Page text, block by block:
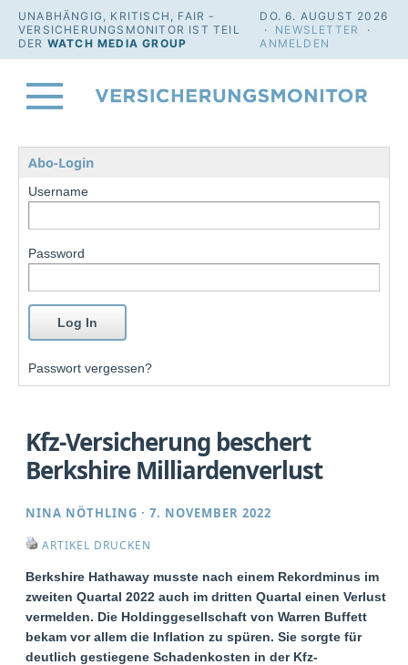
UNABHÄNGIG, KRITISCH, FAIR -
VERSICHERUNGSMONITOR IST TEIL
DER WATCH MEDIA GROUP
DO. 6. AUGUST 2026
· NEWSLETTER
·
ANMELDEN
Abo-Login
Username
Password
Passwort vergessen?
Kfz-Versicherung beschert
Berkshire Milliardenverlust
NINA NÖTHLING ·7. NOVEMBER 2022
ARTIKEL DRUCKEN
Berkshire Hathaway musste nach einem Rekordminus im
zweiten Quartal 2022 auch im dritten Quartal einen Verlust
vermelden. Die Holdinggesellschaft von Warren Buffett
bekam vor allem die Inflation zu spüren. Sie sorgte für
deutlich gestiegene Schadenkosten in der Kfz-